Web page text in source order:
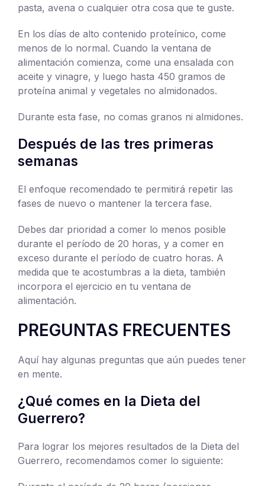
pasta, avena o cualquier otra cosa que te guste.
En los días de alto contenido proteínico, come
menos de lo normal. Cuando la ventana de
alimentación comienza, come una ensalada con
aceite y vinagre, y luego hasta 450 gramos de
proteína animal y vegetales no almidonados.
Durante esta fase, no comas granos ni almidones.
Después de las tres primeras
semanas
El enfoque recomendado te permitirá repetir las
fases de nuevo o mantener la tercera fase.
Debes dar prioridad a comer lo menos posible
durante el período de 20 horas, y a comer en
exceso durante el período de cuatro horas. A
medida que te acostumbras a la dieta, también
incorpora el ejercicio en tu ventana de
alimentación.
PREGUNTAS FRECUENTES
Aquí hay algunas preguntas que aún puedes tener
en mente.
¿Qué comes en la Dieta del
Guerrero?
Para lograr los mejores resultados de la Dieta del
Guerrero, recomendamos comer lo siguiente: